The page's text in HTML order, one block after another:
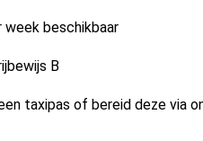
beschikbaar
B
taxipas of bereid deze via